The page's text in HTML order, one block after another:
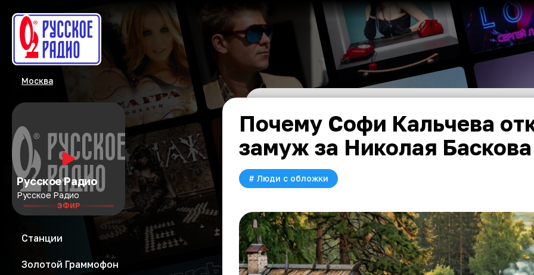
Москва
Русское Радио
Русское Радио
ЭФИР
Станции
Золотой Граммофон
Почему Софи Кальчева
замуж за Николая Баскова
# Люди с обложки